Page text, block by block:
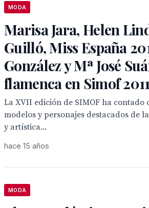
MODA
Marisa Jara, Helen
Guilló, Miss España
González y Mª José
flamenca en Simof 2011
La XVII edición de SIMOF ha contado
modelos y personajes destacados de
y artística...
hace 15 años
MODA